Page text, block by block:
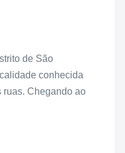
de São
conhecida
ruas. Chegando ao